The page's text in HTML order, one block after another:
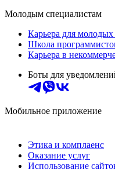
Молодым специалистам
Карьера для молодых
Школа
Карьера в
Боты для
Мобильное приложение
Этика и комплаенс
Оказание услуг
Использование